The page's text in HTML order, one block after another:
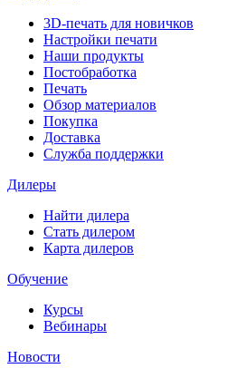
3D-печать для новичков
Настройки печати
Наши продукты
Постобработка
Печать
Обзор материалов
Покупка
Доставка
Служба поддержки
Дилеры
Найти дилера
Cтать дилером
Карта дилеров
Обучение
Курсы
Вебинары
Новости